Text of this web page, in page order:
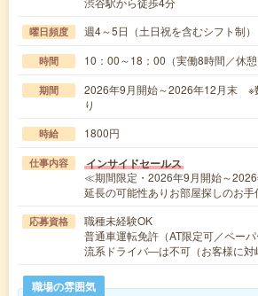
曜日頻度 週4～5日（土日祝を含むシフト制）
時間 10：00～18：00（実働8時間／休憩
期間
2026年9月開始～2026年12月末 ※
り
時給 1800円
仕事内容 インサイドセールス
≪期間限定・2026年9月開始～
延長の可能性ありお部屋探しのお
応募資格
職種未経験OK
普通車運転免許（AT限定可／ペー
流系ドライバ―は不可（お客様に
職場の雰囲気